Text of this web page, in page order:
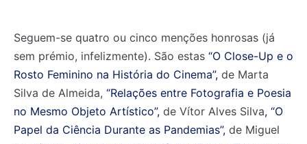
Seguem-se quatro ou cinco menções honrosas (já
sem prémio, infelizmente). São estas “O Close-Up e o
Rosto Feminino na História do Cinema”, de Marta
Silva de Almeida, “Relações entre Fotografia e Poesia
no Mesmo Objeto Artístico”, de Vítor Alves Silva, “O
Papel da Ciência Durante as Pandemias”, de Miguel